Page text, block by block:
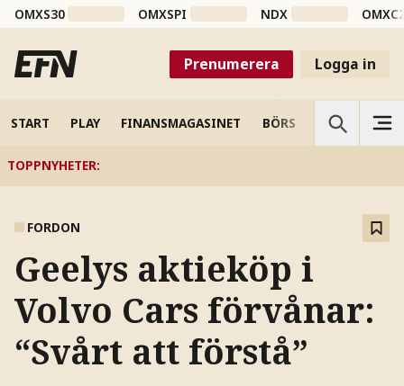
OMXS30 OMXSPI NDX
Prenumerera Logga in
START PLAY FINANSMAGASINET BÖRS VETENSKAP
TOPPNYHETER:
FORDON
Geelys aktieköp i
Volvo Cars förvånar:
“Svårt att förstå”